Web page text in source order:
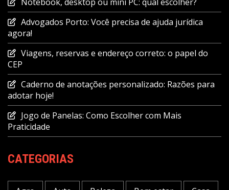
Advogados Porto: Você precisa de ajuda jurídica
agora!
Viagens, reservas e endereço correto: o papel do
CEP
Caderno de anotações personalizado: Razões para
adotar hoje!
Jogo de Panelas: Como Escolher com Mais
Praticidade
CATEGORIAS